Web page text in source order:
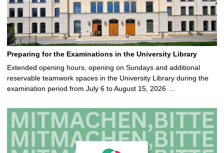
Preparing for the Examinations in the University Library
Extended opening hours, opening on Sundays and additional
reservable teamwork spaces in the University Library during the
examination period from July 6 to August 15, 2026 …